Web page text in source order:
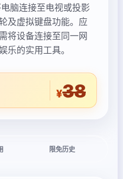
脑连接至电视或投影
及虚拟键盘功能。应
将设备连接至同一网
乐的实用工具。
¥38
限免历史